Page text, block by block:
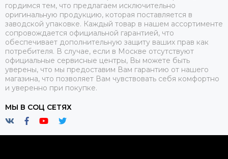
гордимся тем, что предлагаем исключительно
оригинальную продукцию, которая поставляется в
заводской упаковке. Каждый товар в нашем ассортименте
сопровождается официальной гарантией, что
обеспечивает дополнительную защиту ваших прав как
потребителя. В случае, если в Москве отсутствуют
официальные сервисные центры, Вы можете быть
уверены, что мы предоставим Вам гарантию от нашего
магазина, что позволяет Вам чувствовать себя комфортно
и уверенно при покупке.
МЫ В СОЦ СЕТЯХ